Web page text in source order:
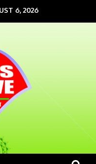
6, 2026